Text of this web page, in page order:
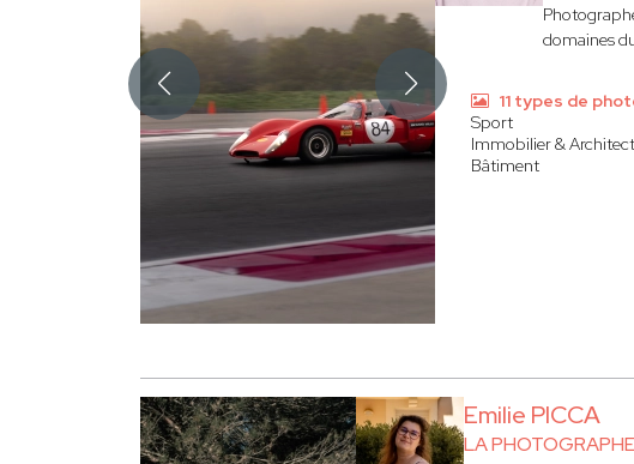
domaines
11 types de
Sport
Immobilier &
Bâtiment
Emilie PICCA
LA